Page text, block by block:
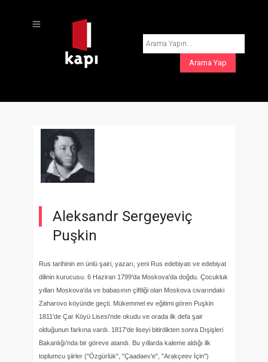
Aleksandr Sergeyeviç
Puşkin
Rus tarihinin en ünlü şairi, yazarı, yeni Rus edebiyatı ve edebiyat
dilinin kurucusu. 6 Haziran 1799'da Moskova'da doğdu. Çocukluk
yılları Moskova'da ve babasının çiftliği olan Moskova civarındaki
Zaharovo köyünde geçti. Mükemmel ev eğitimi gören Puşkin
1811'de Çar Köyü Lisesi'nde okudu ve orada ilk defa şair
olduğunun farkına vardı. 1817'de liseyi bitirdikten sonra Dışişleri
Bakanlığı'nda bir göreve atandı. Bu yıllarda kaleme aldığı ilk
toplumcu şiirler ("Özgürlük", "Çaadaev'e", "Arakçeev İçin")